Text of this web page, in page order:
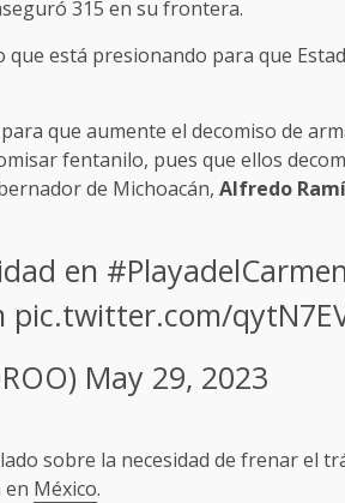
315 en su frontera.
que está presionando para que
que aumente el decomiso de
fentanilo, pues que ellos
de Michoacán, Alfredo
en #PlayadelCarmen
pic.twitter.com/
May 29, 2023
sobre la necesidad de frenar el
en México.